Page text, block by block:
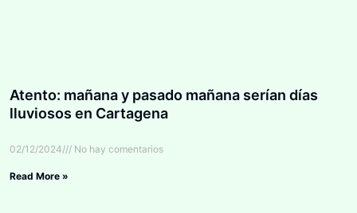
Atento: mañana y pasado mañana serían días
lluviosos en Cartagena
02/12/2024 No hay comentarios
Read More »